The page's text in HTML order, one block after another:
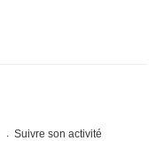
Suivre son activité